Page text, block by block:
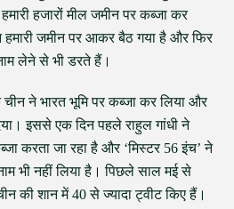
हजारों मील जमीन पर कब्जा कर
हमारी जमीन पर आकर बैठ गया है और फिर
लेने से भी डरते हैं।
चीन ने भारत भूमि पर कब्जा कर लिया और
इससे एक दिन पहले राहुल गांधी ने
करता जा रहा है और ‘मिस्टर 56 इंच’ ने
भी नहीं लिया है। पिछले साल मई से
की शान में 40 से ज्यादा ट्वीट किए हैं।